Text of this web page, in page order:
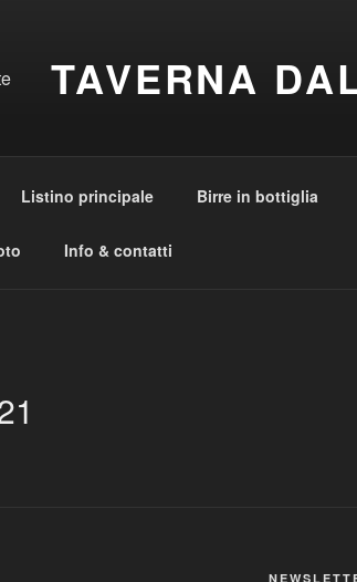
TAVERNA
Listino principale Birre in bottiglia
Info & contatti